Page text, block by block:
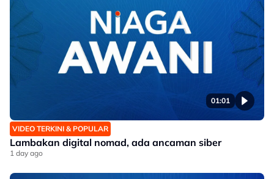
01:01
VIDEO TERKINI & POPULAR
Lambakan digital nomad, ada ancaman siber
1 day ago